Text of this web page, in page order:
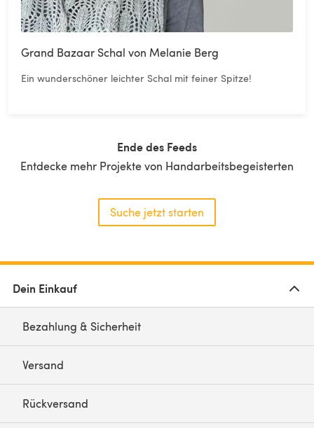
Grand Bazaar Schal von Melanie Berg
Ein wunderschöner leichter Schal mit feiner Spitze!
Ende des Feeds
Entdecke mehr Projekte von Handarbeitsbegeisterten
Suche jetzt starten
Dein Einkauf
Bezahlung & Sicherheit
Versand
Rückversand